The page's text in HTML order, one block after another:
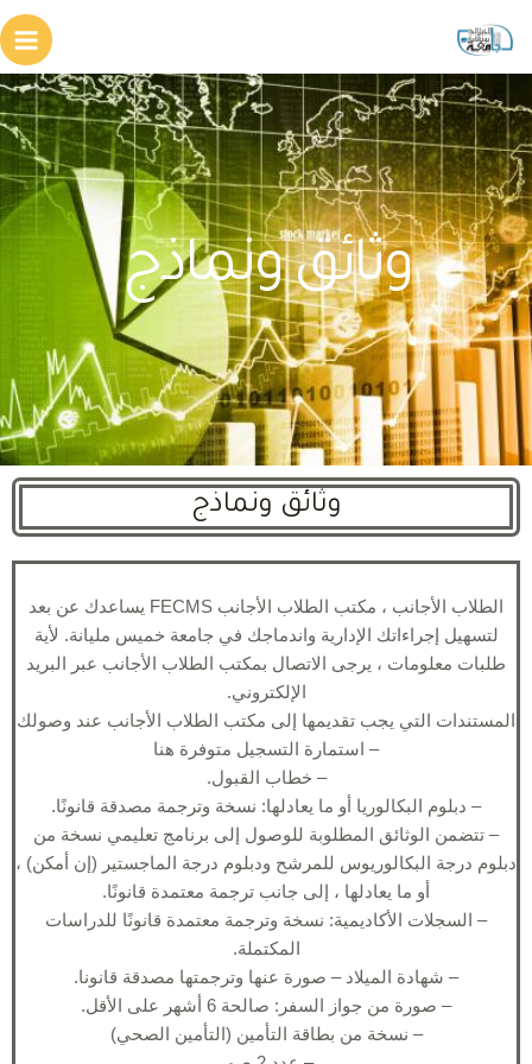
وثائق ونماذج
وثائق ونماذج
الطلاب الأجانب ، مكتب الطلاب الأجانب FECMS يساعدك عن بعد
لتسهيل إجراءاتك الإدارية واندماجك في جامعة خميس مليانة. لأية
طلبات معلومات ، يرجى الاتصال بمكتب الطلاب الأجانب عبر البريد
الإلكتروني.
المستندات التي يجب تقديمها إلى مكتب الطلاب الأجانب عند وصولك
– استمارة التسجيل متوفرة هنا
– خطاب القبول.
– دبلوم البكالوريا أو ما يعادلها: نسخة وترجمة مصدقة قانونًا.
– تتضمن الوثائق المطلوبة للوصول إلى برنامج تعليمي نسخة من
دبلوم درجة البكالوريوس للمرشح ودبلوم درجة الماجستير (إن أمكن) ،
أو ما يعادلها ، إلى جانب ترجمة معتمدة قانونًا.
– السجلات الأكاديمية: نسخة وترجمة معتمدة قانونًا للدراسات
المكتملة.
– شهادة الميلاد – صورة عنها وترجمتها مصدقة قانونا.
– صورة من جواز السفر: صالحة 6 أشهر على الأقل.
– نسخة من بطاقة التأمين (التأمين الصحي)